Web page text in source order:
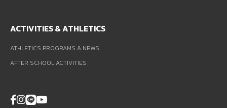
ACTIVITIES & ATHLETICS
ATHLETICS PROGRAMS & NEWS
AFTER SCHOOL ACTIVITIES